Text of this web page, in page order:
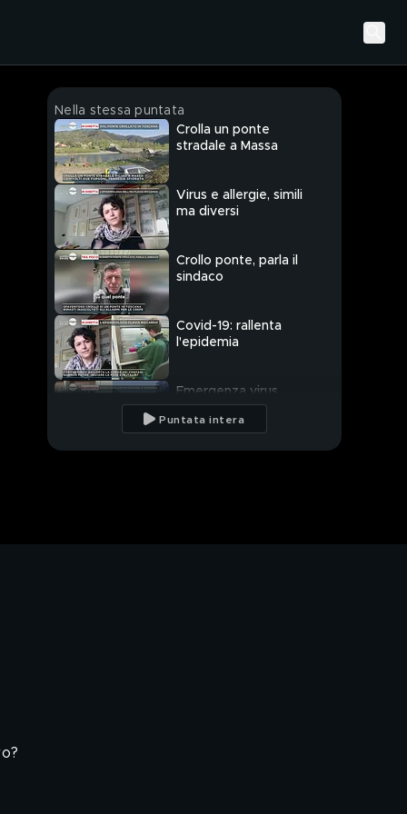
Nella stessa puntata
Crolla un ponte
stradale a Massa
Virus e allergie, simili
ma diversi
Crollo ponte, parla il
sindaco
Covid-19: rallenta
l'epidemia
Emergenza virus,
tragedie evitate per i
divieti
Puntata intera